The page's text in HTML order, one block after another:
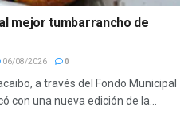
mejor tumbarrancho de
06/08/2026 0
a través del Fondo Municipal
con una nueva edición de la...